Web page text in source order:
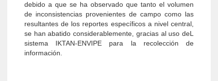
debido a que se ha observado que tanto el volumen
de inconsistencias provenientes de campo como las
resultantes de los reportes específicos a nivel central,
se han abatido considerablemente, gracias al uso deL
sistema IKTAN-ENVIPE para la recolección de
información.